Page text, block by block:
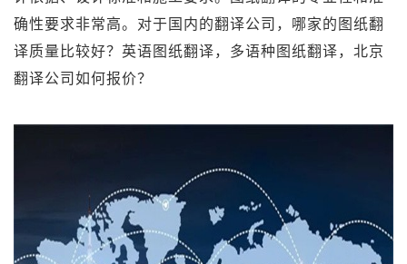
确性要求非常高。对于国内的翻译公司，哪家的图纸翻
译质量比较好？英语图纸翻译，多语种图纸翻译，北京
翻译公司如何报价？